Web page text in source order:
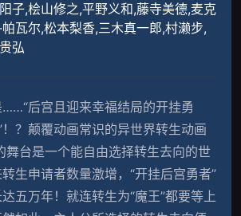
子,桧山修之,平野义和,藤寺美德,麦克
帕瓦尔,松本梨香,三木真一郎,村濑步,
弘
后宫且迎来幸福结局的开挂勇
？颠覆动画常识的异世界转生动画
舞台是一个能自由选择转生去向的世
生申请者数量激增，“开挂后宫勇者”
五万年！就连转生为“魔王”都要等上